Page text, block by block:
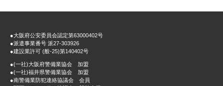
●大阪府公安委員会認定第63000402号
●派遣事業番号 派27-303926
●建設業許可 (般-25)第140402号
●(一社)大阪府警備業協会 加盟
●(一社)福井県警備業協会 加盟
●南警備業防犯連絡協議会 会員